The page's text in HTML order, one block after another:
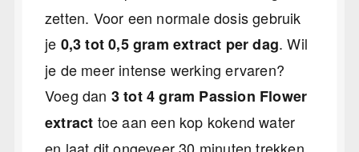
zetten. Voor een normale dosis gebruik
je 0,3 tot 0,5 gram extract per dag. Wil
je de meer intense werking ervaren?
Voeg dan 3 tot 4 gram Passion Flower
extract toe aan een kop kokend water